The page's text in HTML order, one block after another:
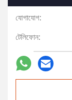
যোগাযোগ:
টেলিফোন: